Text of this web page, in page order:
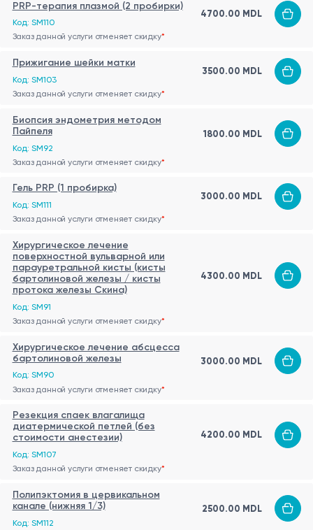
PRP-терапия плазмой (2 пробирки)
Код: SM110
4700.00 MDL
Заказ данной услуги отменяет скидку*
Прижигание шейки матки
Код: SM103
3500.00 MDL
Заказ данной услуги отменяет скидку*
Биопсия эндометрия методом
Пайпеля
Код: SM92
1800.00 MDL
Заказ данной услуги отменяет скидку*
Гель PRP (1 пробирка)
Код: SM111
3000.00 MDL
Заказ данной услуги отменяет скидку*
Хирургическое лечение
поверхностной вульварной или
парауретральной кисты (кисты
бартолиновой железы / кисты
протока железы Скина)
Код: SM91
4300.00 MDL
Заказ данной услуги отменяет скидку*
Хирургическое лечение абсцесса
бартолиновой железы
Код: SM90
3000.00 MDL
Заказ данной услуги отменяет скидку*
Резекция спаек влагалища
диатермической петлей (без
стоимости анестезии)
Код: SM107
4200.00 MDL
Заказ данной услуги отменяет скидку*
Полипэктомия в цервикальном
канале (нижняя 1/3)
Код: SM112
2500.00 MDL